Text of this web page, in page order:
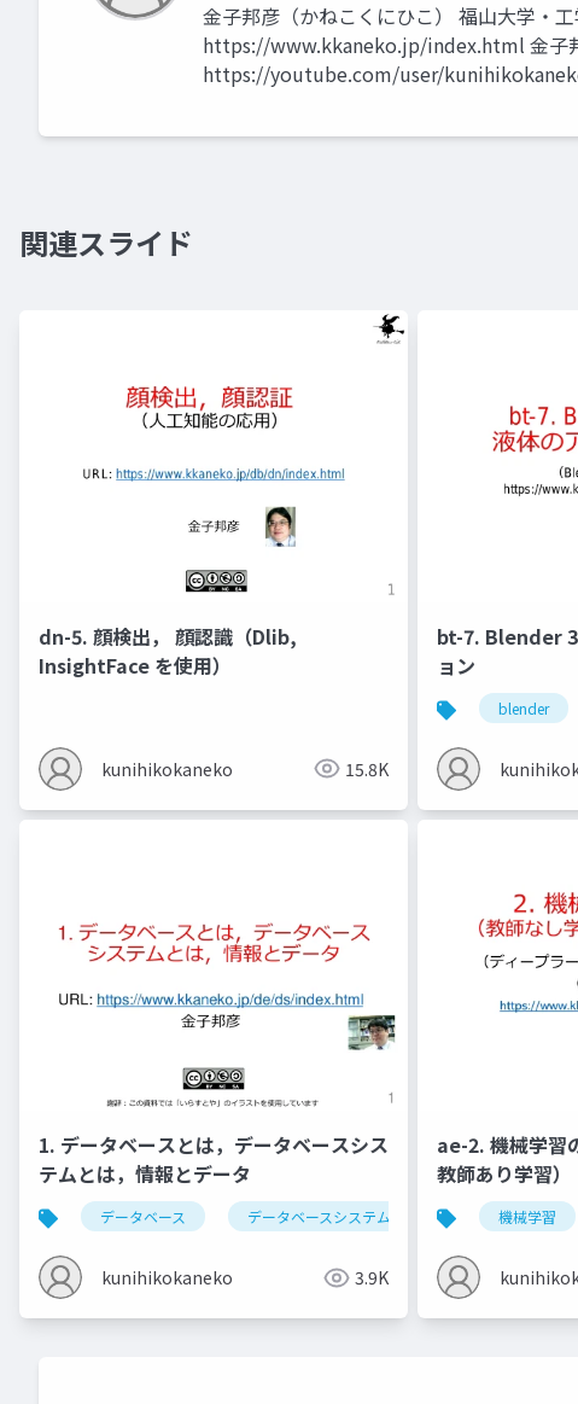
金子邦彦（かねこくにひこ） 福山大学・
https://www.kkaneko.jp/index.html 金子
https://youtube.com/user/
関連スライド
dn-5. 顔検出， 顔認識（Dlib,
InsightFace を使用）
kunihikokaneko 15.8K
bt-7. Blender
ョン
blender
1. データベースとは，データベースシス
テムとは，情報とデータ
データベース データベースシステム 情報とデータ
kunihikokaneko 3.9K
ae-2. 機械学習
教師あり学習）
機械学習